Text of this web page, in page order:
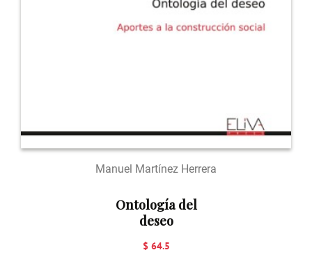
Manuel Martínez Herrera
Ontología del
deseo
$ 64.5